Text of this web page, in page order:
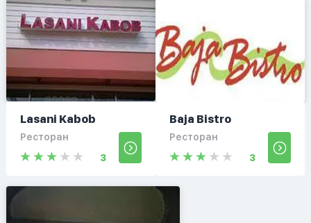
Lasani Kabob
Ресторан
3
Baja Bistro
Ресторан
3